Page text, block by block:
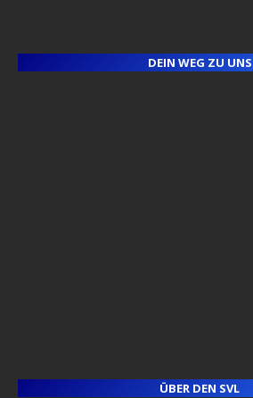
DEIN WEG ZU UNS
ÜBER DEN SVL